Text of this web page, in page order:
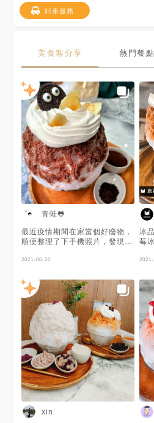
叫車服務
美食客分享 熱門餐點
青蛙🐸
最近疫情期間在家當個好廢物，
順便整理了下手機照片，發現竟
所以就來還債啦~~~~~ 一樣是
的刨冰重點就是那上面整坨的奶
蓋呀呀呀!!! 這奶蓋甜而不膩，
走優雅清甜路線，而且淡淡地淡
淡地形成尾韻~~ 給過(蓋章⭕️
這家店還有貼心的一點，就是料
和醬都另外放旁邊 不然那麼多
料一次全塞上去，尤其是焦焦好
朋友有一顆布丁，可能端來就山
崩了😂😂 而且醬料可以依個人
喜好加入，不怕吃到下面就沒有
味道，這點真的太加分了(感動
(Ｔ▽Ｔ) 店內的各式有趣的口味
(名稱)本來想讓🐸再多來的幾
遍，可是在粉絲專頁上貌似看到
租約問題所以暫時休業，真的是
2021-06-20
冰
莓
必
xin